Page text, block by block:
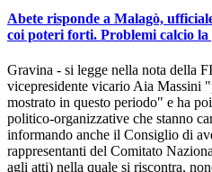
Abete risponde a Malagò,
coi poteri forti. Problemi calcio
Gravina - si legge nella nota della
vicepresidente vicario Aia Massini
mostrato in questo periodo" e ha
politico-organizzative che stanno
informando anche il Consiglio di
rappresentanti del Comitato
agli atti) nella quale si riscontra,